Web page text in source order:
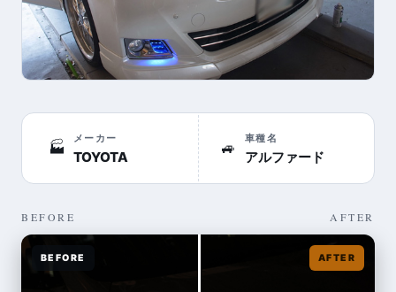
🏭
メーカー
TOYOTA
🚙
車種名
アルファード
BEFORE AFTER
BEFORE AFTER